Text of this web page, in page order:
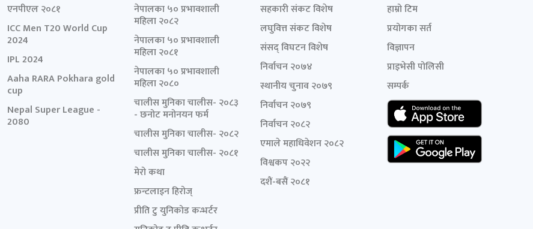
एनपीएल २०८१
ICC Men T20 World Cup
2024
IPL 2024
Aaha RARA Pokhara gold
cup
Nepal Super League -
2080
नेपालका ५० प्रभावशाली
महिला २०८२
नेपालका ५० प्रभावशाली
महिला २०८१
नेपालका ५० प्रभावशाली
महिला २०८०
चालीस मुनिका चालीस- २०८३
- छनोट मनोनयन फर्म
चालीस मुनिका चालीस- २०८२
चालीस मुनिका चालीस- २०८१
मेरो कथा
फ्रन्टलाइन हिरोज्
प्रीति टु युनिकोड कन्भर्टर
सहकारी संकट विशेष
लघुवित्त संकट विशेष
संसद् विघटन विशेष
निर्वाचन २०७४
स्थानीय चुनाव २०७९
निर्वाचन २०७९
निर्वाचन २०८२
एमाले महाधिवेशन २०८२
विश्वकप २०२२
दशैं-बसैं २०८१
हाम्रो टिम
प्रयोगका सर्त
विज्ञापन
प्राइभेसी पोलिसी
सम्पर्क